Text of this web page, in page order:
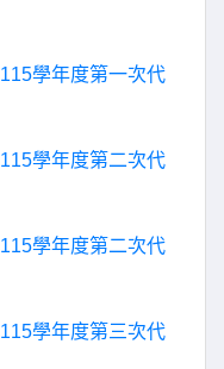
學年度第一次代
學年度第二次代
學年度第二次代
學年度第三次代